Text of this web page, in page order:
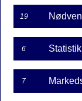
I 2015
udelukke
af
afvikle deres
til 30 pct. I
beslutningen
må overstige
19
6 Statistik
7